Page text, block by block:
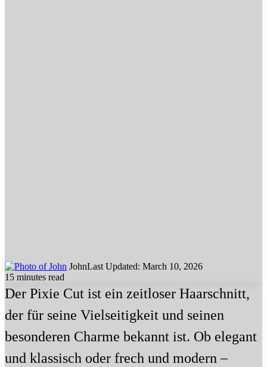
JohnLast Updated: March 10, 2026
15 minutes read
Der Pixie Cut ist ein zeitloser Haarschnitt,
der für seine Vielseitigkeit und seinen
besonderen Charme bekannt ist. Ob elegant
und klassisch oder frech und modern –